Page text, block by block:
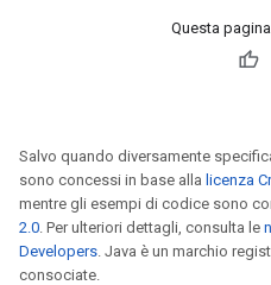
Questa
Salvo quando diversamente
sono concessi in base alla licenza
mentre gli esempi di codice sono
2.0. Per ulteriori dettagli, consulta le
Developers. Java è un marchio
consociate.